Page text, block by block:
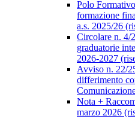
Polo
formazione
a.s. 2025/26
Circolare n. 4/
graduatorie
2026-2027
Avviso n. 22/
differimento
Nota +
marzo 2026